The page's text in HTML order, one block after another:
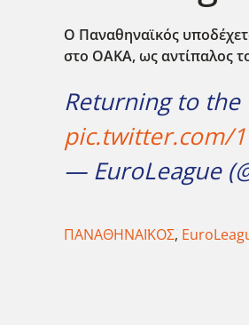
Ο Παναθηναϊκός
στο ΟΑΚΑ, ως αντίπαλος
Returning to the
pic.twitter.com/
— EuroLeague
ΠΑΝΑΘΗΝΑΪΚΟΣ,